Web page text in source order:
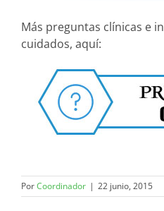
Más preguntas clínicas e
cuidados, aquí:
PorCoordinador | 22 junio, 2015